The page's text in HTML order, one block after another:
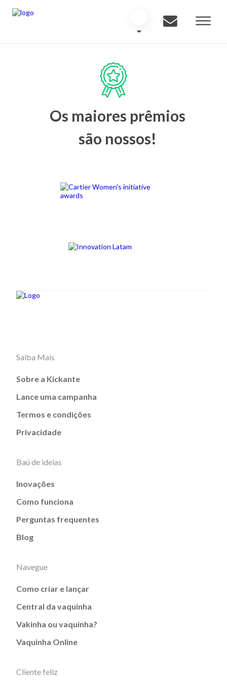
Os maiores prêmios
são nossos!
Saiba Mais
Sobre a Kickante
Lance uma campanha
Termos e condições
Privacidade
Baú de ideias
Inovações
Como funciona
Perguntas frequentes
Blog
Navegue
Como criar e lançar
Central da vaquinha
Vakinha ou vaquinha?
Vaquinha Online
Cliente feliz